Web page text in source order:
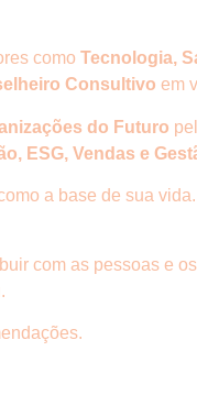
como Tecnologia,
Consultivo em
do Futuro
ESG, Vendas e
a base de sua
com as pessoas e